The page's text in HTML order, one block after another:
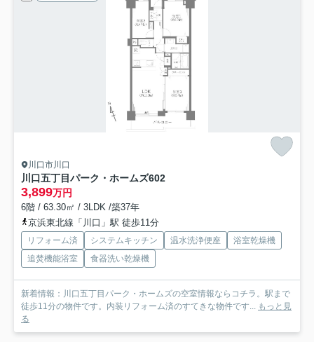
川口市川口
川口五丁目パーク・ホームズ602
3,899万円
6階 / 63.30㎡ / 3LDK /築37年
京浜東北線「川口」駅 徒歩11分
リフォーム済 システムキッチン 温水洗浄便座
浴室乾燥機
追焚機能浴室
食器洗い乾燥機
新着情報：川口五丁目パーク・ホームズの空室情報ならコチラ。駅まで
徒歩11分の物件です。内装リフォーム済のすてきな物件です... もっと見
る